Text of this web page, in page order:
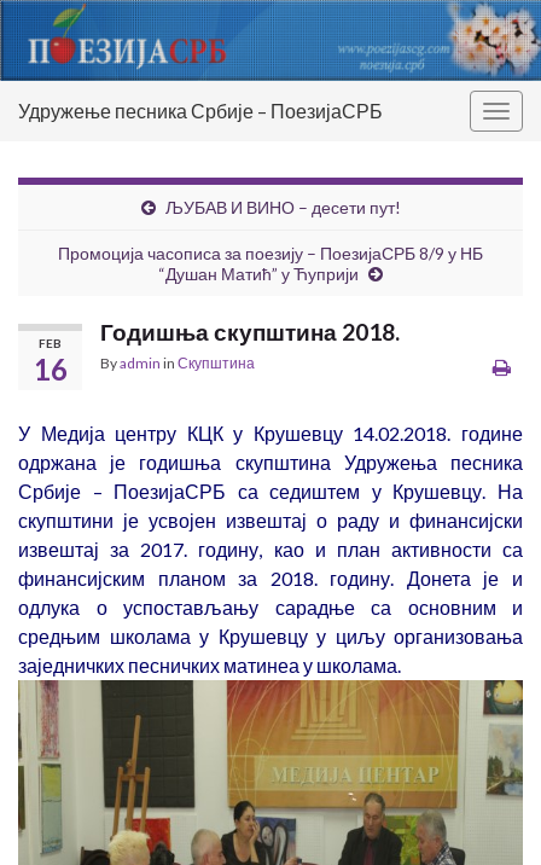
Удружење песника Србије – ПоезијаСРБ
ЉУБАВ И ВИНО – десети пут!
Промоција часописа за поезију – ПоезијаСРБ 8/9 у НБ
“Душан Матић” у Ћуприји
FEB
16
Годишња скупштина 2018.
Byadmin in Скупштина
У Медија центру КЦК у Крушевцу 14.02.2018. године
одржана је годишња скупштина Удружења песника
Србије – ПоезијаСРБ са седиштем у Крушевцу. На
скупштини је усвојен извештај о раду и финансијски
извештај за 2017. годину, као и план активности са
финансијским планом за 2018. годину. Донета је и
одлука о успостављању сарадње са основним и
средњим школама у Крушевцу у циљу организовања
заједничких песничких матинеа у школама.